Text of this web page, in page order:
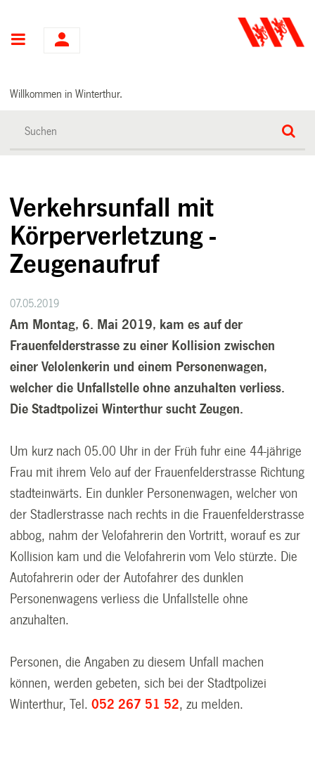
Hauptnavigation
Willkommen in Winterthur.
Verkehrsunfall mit
Körperverletzung -
Zeugenaufruf
07.05.2019
Am Montag, 6. Mai 2019, kam es auf der
Frauenfelderstrasse zu einer Kollision zwischen
einer Velolenkerin und einem Personenwagen,
welcher die Unfallstelle ohne anzuhalten verliess.
Die Stadtpolizei Winterthur sucht Zeugen.
Um kurz nach 05.00 Uhr in der Früh fuhr eine 44-jährige
Frau mit ihrem Velo auf der Frauenfelderstrasse Richtung
stadteinwärts. Ein dunkler Personenwagen, welcher von
der Stadlerstrasse nach rechts in die Frauenfelderstrasse
abbog, nahm der Velofahrerin den Vortritt, worauf es zur
Kollision kam und die Velofahrerin vom Velo stürzte. Die
Autofahrerin oder der Autofahrer des dunklen
Personenwagens verliess die Unfallstelle ohne
anzuhalten.
Personen, die Angaben zu diesem Unfall machen
können, werden gebeten, sich bei der Stadtpolizei
Winterthur, Tel.052 267 51 52, zu melden.